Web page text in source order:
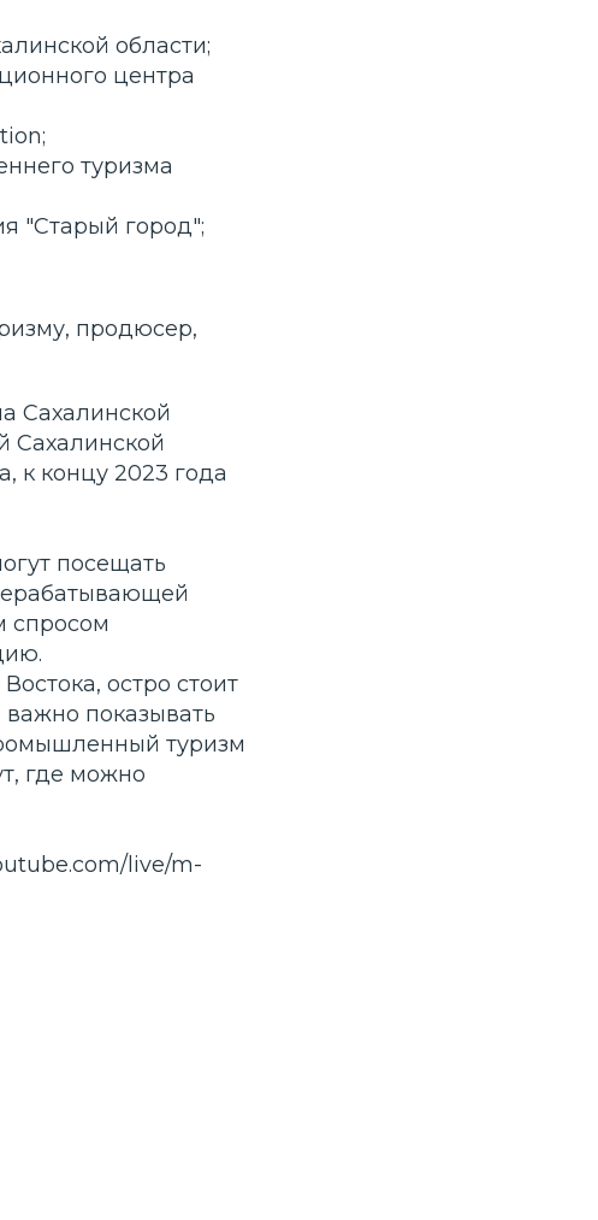
области;
центра
туризма
"Старый город";
продюсер,
Сахалинской
Сахалинской
к концу 2023 года
посещать
спросом
остро стоит
показывать
туризм
где можно
live/m-